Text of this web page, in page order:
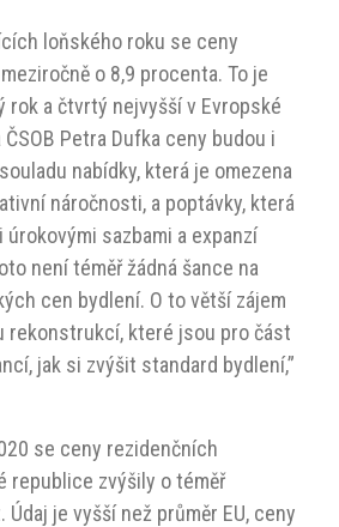
loňského roku se ceny
o 8,9 procenta. To je
rok a čtvrtý nejvyšší v Evropské
Petra Dufka ceny budou i
nabídky, která je omezena
náročnosti, a poptávky, která
úrokovými sazbami a expanzí
není téměř žádná šance na
cen bydlení. O to větší zájem
rekonstrukcí, které jsou pro část
jak si zvýšit standard bydlení,”
se ceny rezidenčních
republice zvýšily o téměř
je vyšší než průměr EU, ceny